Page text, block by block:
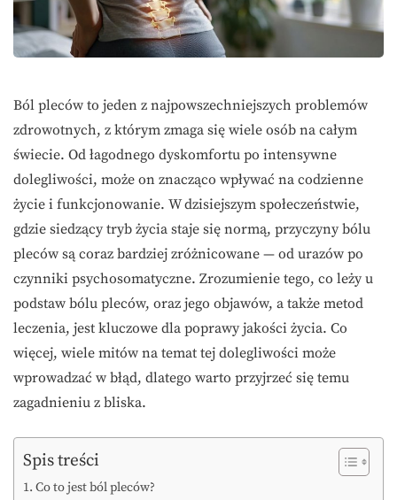
Ból pleców to jeden z najpowszechniejszych problemów
zdrowotnych, z którym zmaga się wiele osób na całym
świecie. Od łagodnego dyskomfortu po intensywne
dolegliwości, może on znacząco wpływać na codzienne
życie i funkcjonowanie. W dzisiejszym społeczeństwie,
gdzie siedzący tryb życia staje się normą, przyczyny bólu
pleców są coraz bardziej zróżnicowane — od urazów po
czynniki psychosomatyczne. Zrozumienie tego, co leży u
podstaw bólu pleców, oraz jego objawów, a także metod
leczenia, jest kluczowe dla poprawy jakości życia. Co
więcej, wiele mitów na temat tej dolegliwości może
wprowadzać w błąd, dlatego warto przyjrzeć się temu
zagadnieniu z bliska.
Spis treści
Co to jest ból pleców?